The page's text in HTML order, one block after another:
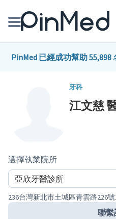
線上預約醫師、院所
PinMed 已經成功幫助
牙科
江文慈
選擇執業院所
236台灣新北市土城區青雲路226
聯繫